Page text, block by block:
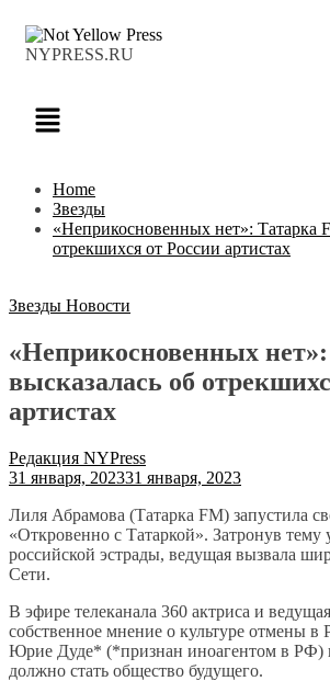
NYPRESS.RU
Home
Звезды
«Неприкосновенных нет»: Татарка
отрекшихся от России артистах
Звезды Новости
«Неприкосновенных
высказалась об
артистах
Редакция NYPress
31 января, 202331 января, 2023
Лиля Абрамова (Татарка FM) запустила
«Откровенно с Татаркой». Затронув тему
российской эстрады, ведущая вызвала
Сети.
В эфире телеканала 360 актриса и
собственное мнение о культуре отмены в
Юрие Дуде* (*признан иноагентом в РФ)
должно стать общество будущего.